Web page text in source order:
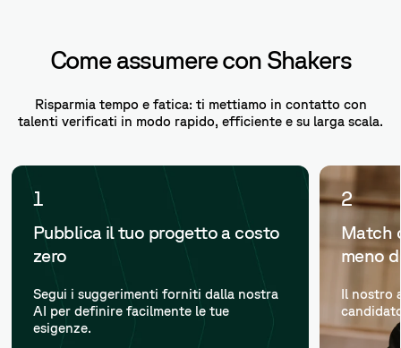
Come assumere con Shakers
Risparmia tempo e fatica: ti mettiamo in contatto con
talenti verificati in modo rapido, efficiente e su larga scala.
1
Pubblica il tuo progetto a costo
zero
Segui i suggerimenti forniti dalla nostra
AI per definire facilmente le tue
esigenze.
2
Match
meno
Il nostro